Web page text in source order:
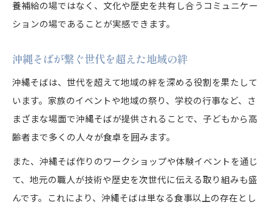
養補給の場ではなく、文化や歴史を共有し合うコミュニケー
ションの場であることが実感できます。
沖縄そばが繋ぐ世代を超えた地域の絆
沖縄そばは、世代を超えて地域の絆を深める役割を果たして
います。家族のイベントや地域の祭り、学校の行事など、さ
まざまな場面で沖縄そばが提供されることで、子どもから高
齢者まで多くの人々が食卓を囲みます。
また、沖縄そば作りのワークショップや体験イベントを通じ
て、地元の職人が技術や歴史を次世代に伝える取り組みも盛
んです。これにより、沖縄そばは単なる食事以上の存在とし